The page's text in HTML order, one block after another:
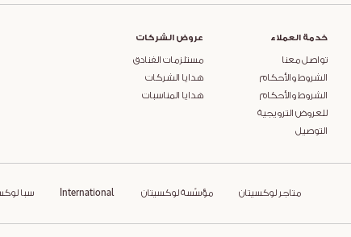
خدمة العملاء
تواصل معنا
الشروط والأحكام
الشروط والأحكام
للعروض الترويجية
التوصيل
عروض الشركات
مستلزمات الفنادق
هدايا الشركات
هدايا المناسبات
متاجر لوكسيتان مؤسّسة لوكسيتان International سبا